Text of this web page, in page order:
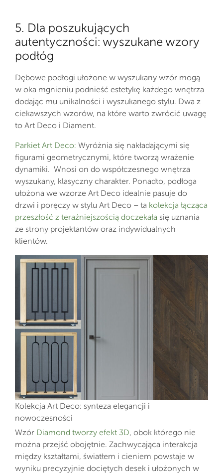
5. Dla poszukujących
autentyczności: wyszukane wzory
podłóg
Dębowe podłogi ułożone w wyszukany wzór mogą
w oka mgnieniu podnieść estetykę każdego wnętrza
dodając mu unikalności i wyszukanego stylu. Dwa z
ciekawszych wzorów, na które warto zwrócić uwagę
to Art Deco i Diament.
Parkiet Art Deco: Wyróżnia się nakładającymi się
figurami geometrycznymi, które tworzą wrażenie
dynamiki. Wnosi on do współczesnego wnętrza
wyszukany, klasyczny charakter. Ponadto, podłoga
ułożona we wzorze Art Deco idealnie pasuje do
drzwi i poręczy w stylu Art Deco – ta kolekcja łącząca
przeszłość z teraźniejszością doczekała się uznania
ze strony projektantów oraz indywidualnych
klientów.
Kolekcja Art Deco: synteza elegancji i
nowoczesności
Wzór Diamond tworzy efekt 3D, obok którego nie
można przejść obojętnie. Zachwycająca interakcja
między kształtami, światłem i cieniem powstaje w
wyniku precyzyjnie dociętych desek i ułożonych w